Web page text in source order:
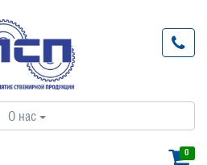
О нас
0